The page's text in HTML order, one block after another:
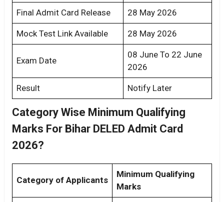
Final Admit Card Release 28 May 2026
Mock Test Link Available 28 May 2026
Exam Date
08 June To 22 June
2026
Result Notify Later
Category Wise Minimum Qualifying
Marks For Bihar DELED Admit Card
2026?
Category of Applicants
Minimum Qualifying
Marks